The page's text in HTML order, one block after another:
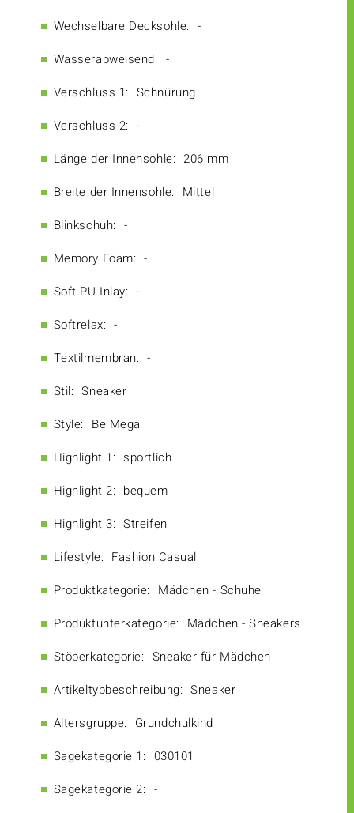
Wechselbare Decksohle: -
Wasserabweisend: -
Verschluss 1: Schnürung
Verschluss 2: -
Länge der Innensohle: 206 mm
Breite der Innensohle: Mittel
Blinkschuh: -
Memory Foam: -
Soft PU Inlay: -
Softrelax: -
Textilmembran: -
Stil: Sneaker
Style: Be Mega
Highlight 1: sportlich
Highlight 2: bequem
Highlight 3: Streifen
Lifestyle: Fashion Casual
Produktkategorie: Mädchen - Schuhe
Produktunterkategorie: Mädchen - Sneakers
Stöberkategorie: Sneaker für Mädchen
Artikeltypbeschreibung: Sneaker
Altersgruppe: Grundchulkind
Sagekategorie 1: 030101
Sagekategorie 2: -